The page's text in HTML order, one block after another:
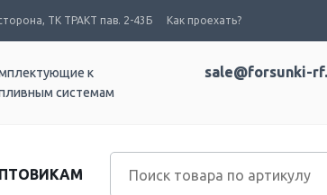
ТК ТРАКТ пав. 2-43Б Как проехать?
к
системам
sale@forsunki-